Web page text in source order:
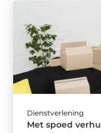
Dienstverlening
Met spoed